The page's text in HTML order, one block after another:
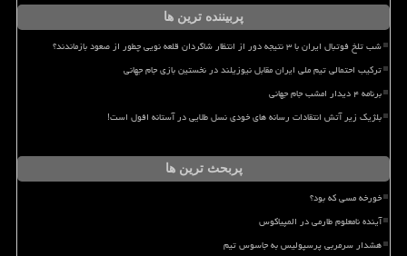
پربیننده ترین ها
شب تلخ فوتبال ایران با ۳ نتیجه دور از انتظار شاگردان قلعه نویی چطور از صعود بازماندند؟
ترکیب احتمالی تیم ملی ایران مقابل نیوزیلند در نخستین بازی جام جهانی
برنامه ۴ دیدار امشب جام جهانی
بلژیک زیر آتش انتقادات رسانه های خودی نسل طلایی در آستانه افول است!
پربحث ترین ها
خورخه مسی که بود؟
آینده نامعلوم طارمی در المپیاکوس
هشدار سرمربی پرسپولیس به جاسوس تیم